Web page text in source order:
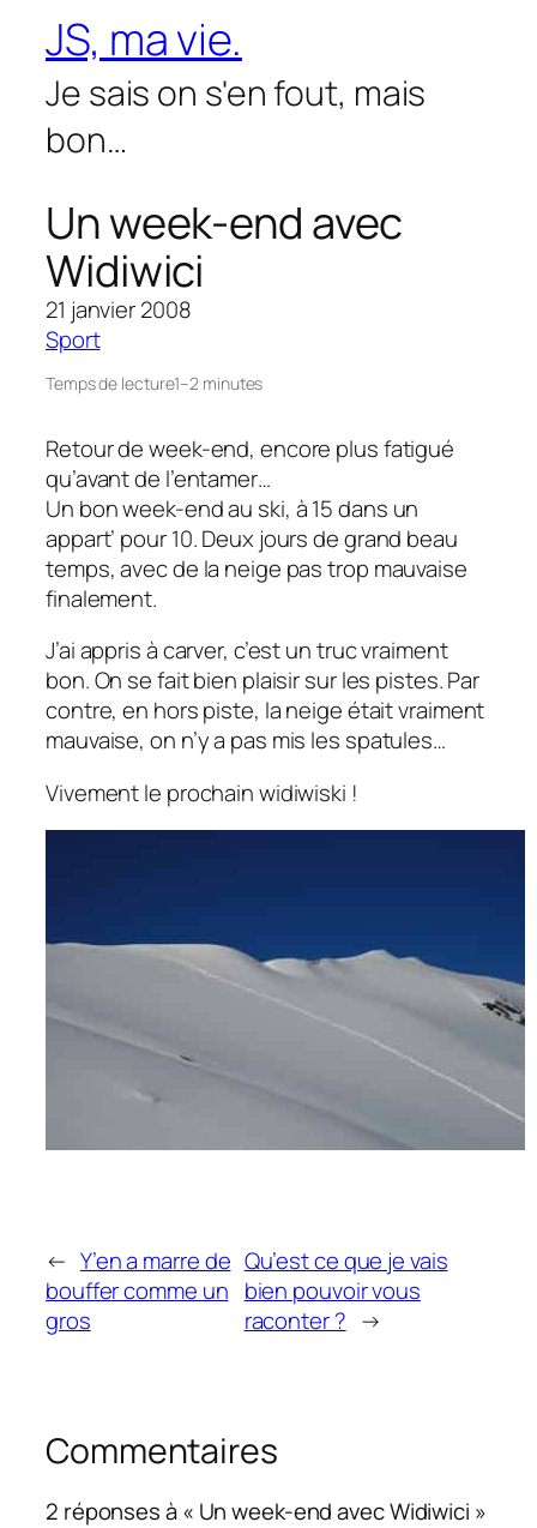
contenu
JS, ma vie.
Je sais on s'en fout, mais
bon…
Un week-end avec
Widiwici
21 janvier 2008
Sport
Temps de lecture1–2 minutes
Retour de week-end, encore plus fatigué
qu’avant de l’entamer…
Un bon week-end au ski, à 15 dans un
appart’ pour 10. Deux jours de grand beau
temps, avec de la neige pas trop mauvaise
finalement.
J’ai appris à carver, c’est un truc vraiment
bon. On se fait bien plaisir sur les pistes. Par
contre, en hors piste, la neige était vraiment
mauvaise, on n’y a pas mis les spatules…
Vivement le prochain widiwiski !
← Y’en a marre de
bouffer comme un
gros
Qu’est ce que je vais
bien pouvoir vous
raconter ? →
Commentaires
2 réponses à « Un week-end avec Widiwici »